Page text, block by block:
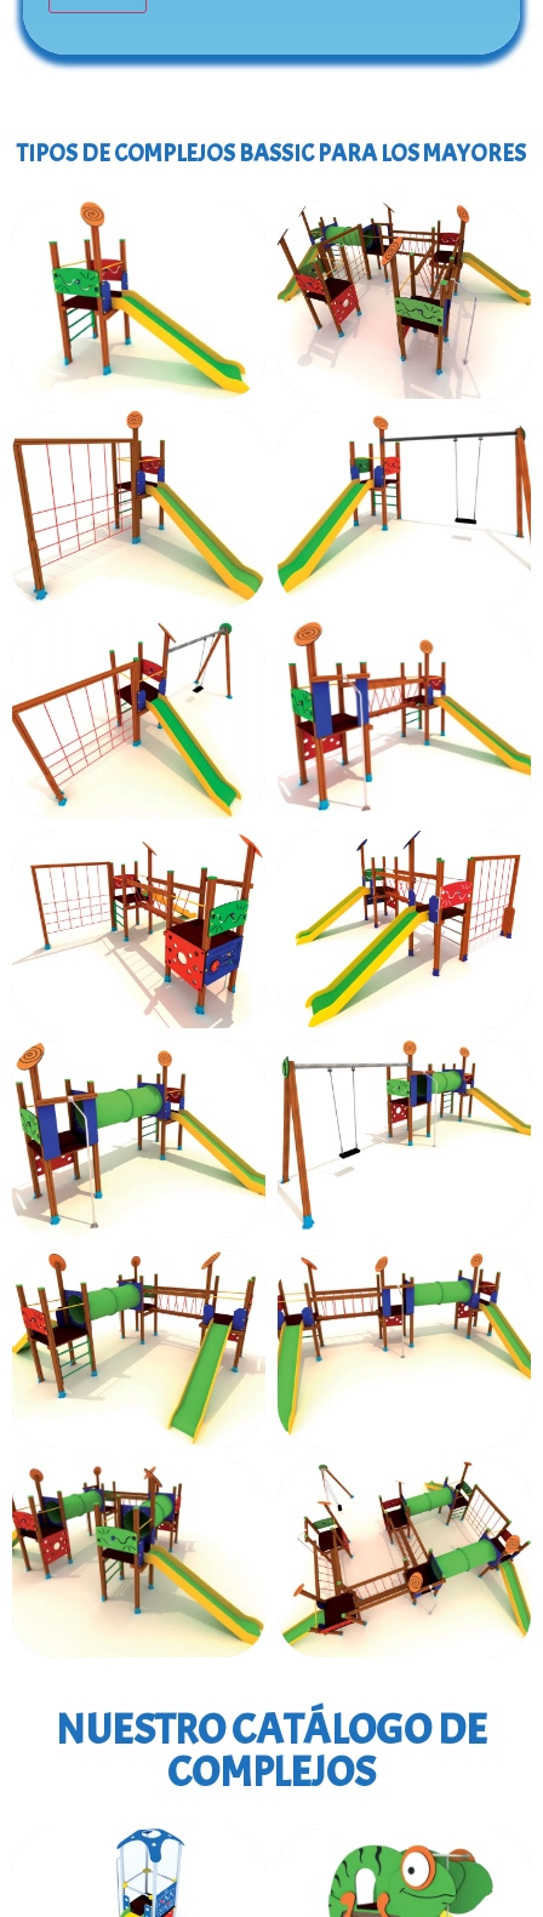
TIPOS DE COMPLEJOS BASSIC PARA LOS MAYORES
NUESTRO CATÁLOGO DE
COMPLEJOS